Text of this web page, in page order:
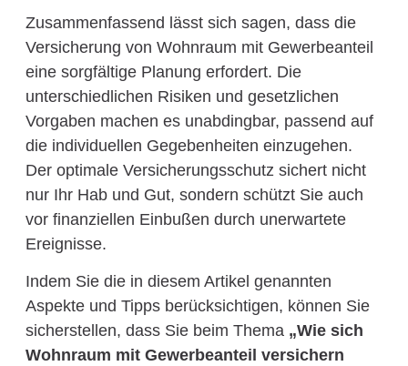
Zusammenfassend lässt sich sagen, dass die
Versicherung von Wohnraum mit Gewerbeanteil
eine sorgfältige Planung erfordert. Die
unterschiedlichen Risiken und gesetzlichen
Vorgaben machen es unabdingbar, passend auf
die individuellen Gegebenheiten einzugehen.
Der optimale Versicherungsschutz sichert nicht
nur Ihr Hab und Gut, sondern schützt Sie auch
vor finanziellen Einbußen durch unerwartete
Ereignisse.
Indem Sie die in diesem Artikel genannten
Aspekte und Tipps berücksichtigen, können Sie
sicherstellen, dass Sie beim Thema „Wie sich
Wohnraum mit Gewerbeanteil versichern